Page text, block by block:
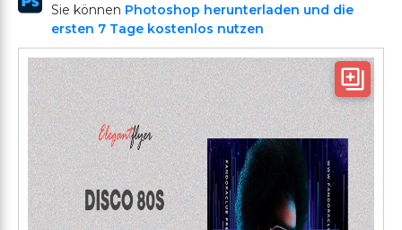
Sie können Photoshop herunterladen und die
ersten 7 Tage kostenlos nutzen